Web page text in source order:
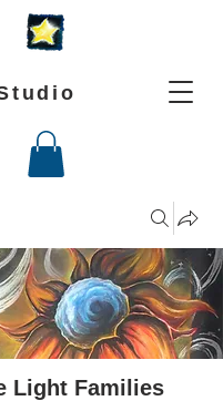
Light Families